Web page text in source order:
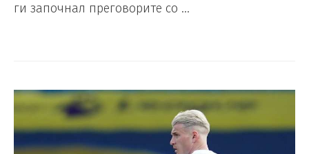
ги започнал преговорите со …